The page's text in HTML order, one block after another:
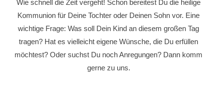
Wie schnell die Zeit vergeht! Schon bereitest Du die heilige
Kommunion für Deine Tochter oder Deinen Sohn vor. Eine
wichtige Frage: Was soll Dein Kind an diesem großen Tag
tragen? Hat es vielleicht eigene Wünsche, die Du erfüllen
möchtest? Oder suchst Du noch Anregungen? Dann komm
gerne zu uns.